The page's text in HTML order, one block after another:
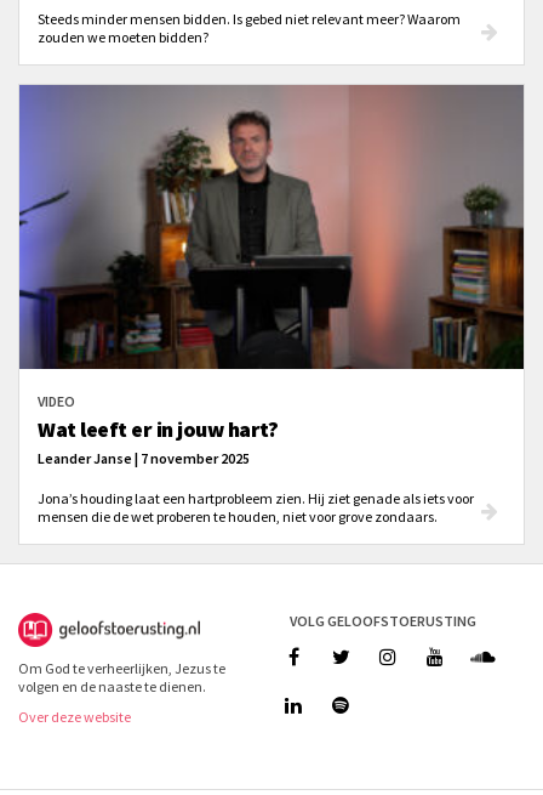
Steeds minder mensen bidden. Is gebed niet relevant meer? Waarom
zouden we moeten bidden?
VIDEO
Wat leeft er in jouw hart?
Leander Janse | 7 november 2025
Jona’s houding laat een hartprobleem zien. Hij ziet genade als iets voor
mensen die de wet proberen te houden, niet voor grove zondaars.
Om God te verheerlijken, Jezus te
volgen en de naaste te dienen.
Over deze website
VOLG GELOOFSTOERUSTING